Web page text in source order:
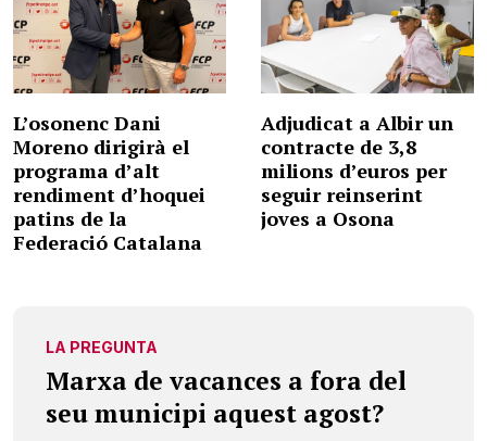
L’osonenc Dani
Moreno dirigirà el
programa d’alt
rendiment d’hoquei
patins de la
Federació Catalana
Adjudicat a Albir un
contracte de 3,8
milions d’euros per
seguir reinserint
joves a Osona
LA PREGUNTA
Marxa de vacances a fora del
seu municipi aquest agost?